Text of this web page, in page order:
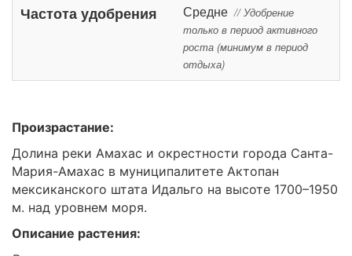
Частота удобрения Средне // Удобрение
только в период активного
роста (минимум в период
отдыха)
Произрастание:
Долина реки Амахас и окрестности города Санта-
Мария-Амахас в муниципалитете Актопан
мексиканского штата Идальго на высоте 1700–1950
м. над уровнем моря.
Описание растения: